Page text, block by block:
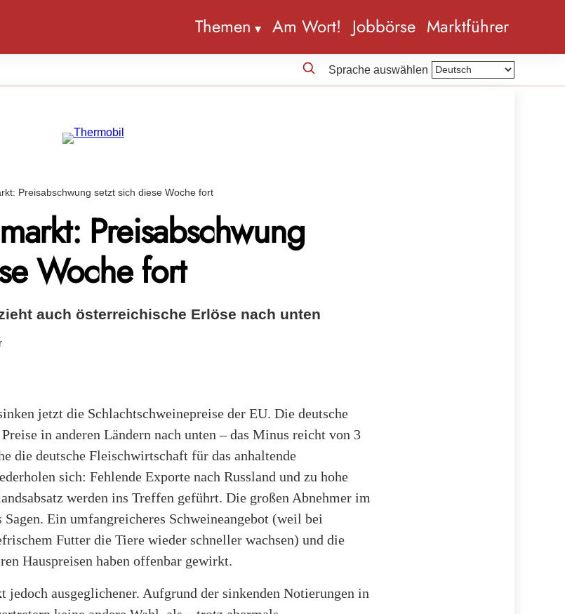
Themen Am Wort! Jobbörse Marktführer
Sprache auswählen
Preisabschwung setzt sich diese Woche fort
Preisabschwung
Woche fort
auch österreichische Erlöse nach unten
jetzt die Schlachtschweinepreise der EU. Die deutsche
in anderen Ländern nach unten – das Minus reicht von 3
die deutsche Fleischwirtschaft für das anhaltende
sich: Fehlende Exporte nach Russland und zu hohe
werden ins Treffen geführt. Die großen Abnehmer im
Ein umfangreicheres Schweineangebot (weil bei
Futter die Tiere wieder schneller wachsen) und die
Hauspreisen haben offenbar gewirkt.
ausgeglichener. Aufgrund der sinkenden Notierungen in